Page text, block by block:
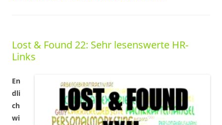
Lost & Found 22: Sehr lesenswerte HR-
Links
En
dli
ch
wi